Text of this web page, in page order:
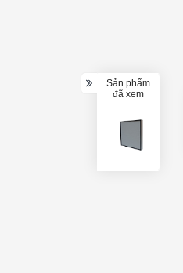
Sản phẩm
đã xem